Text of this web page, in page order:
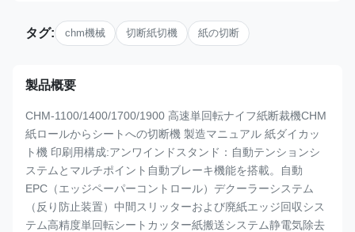
タグ: chm機械 切断紙切機 紙の切断
製品概要
CHM-1100/1400/1700/1900 高速単回転ナイフ紙断裁機CHM
紙ロールからシートへの切断機 製造マニュアル 紙ダイカッ
ト機 印刷用構成:アンワインドスタンド：自動テンションシ
ステムとマルチポイント自動ブレーキ機能を搭載。自動
EPC（エッジペーパーコントロール）デクーラーシステム
（反り防止装置）中間スリッターおよび廃紙エッジ回収シス
テム高精度単回転シートカッター紙搬送システム静電気除去